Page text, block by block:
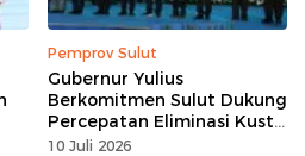
Pemprov Sulut
Gubernur Yulius
Berkomitmen Sulut Dukung
Percepatan Eliminasi Kusta
dan Hapus Stigma
10 Juli 2026